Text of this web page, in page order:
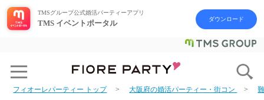
TMSグループ公式婚活パーティーアプリ
TMS イベントポータル ダウンロード
フィオーレパーティー トップ 大阪府の婚活パーティー・街コン